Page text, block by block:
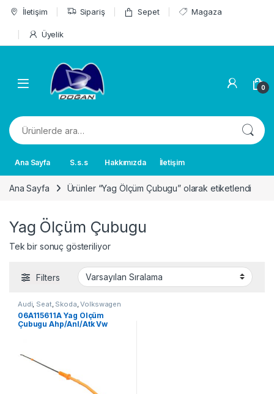
Skip to navigation
Skip to content
İletişim Sipariş Sepet Magaza
Üyelik
0
Ara:
Ana Sayfa S.s.s Hakkımızda İletişim
Ana Sayfa Ürünler “Yag Ölçüm Çubugu” olarak etiketlendi
Yag Ölçüm Çubugu
Tek bir sonuç gösteriliyor
Filters
Audi, Seat, Skoda,Volkswagen
06A115611A Yag Ölçüm
Çubugu Ahp/Anl/Atk Vw